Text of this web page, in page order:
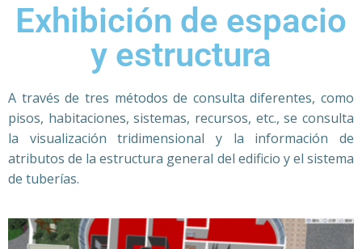
Exhibición de espacio
y estructura
A través de tres métodos de consulta diferentes, como
pisos, habitaciones, sistemas, recursos, etc., se consulta
la visualización tridimensional y la información de
atributos de la estructura general del edificio y el sistema
de tuberías.